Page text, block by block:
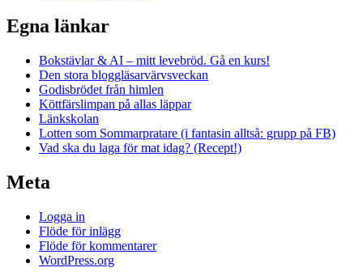
Egna länkar
Bokstävlar & AI – mitt levebröd. Gå en kurs!
Den stora bloggläsarvärvsveckan
Godisbrödet från himlen
Köttfärslimpan på allas läppar
Länkskolan
Lotten som Sommarpratare (i fantasin alltså: grupp på FB)
Vad ska du laga för mat idag? (Recept!)
Meta
Logga in
Flöde för inlägg
Flöde för kommentarer
WordPress.org